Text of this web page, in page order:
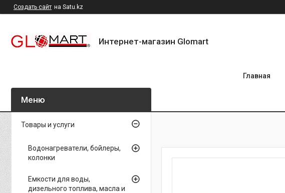
Создать сайт на Satu.kz
Интернет-магазин Glomart
Главная
Товары и услуги
Водонагреватели, бойлеры,
колонки
Емкости для воды,
дизельного топлива, масла и